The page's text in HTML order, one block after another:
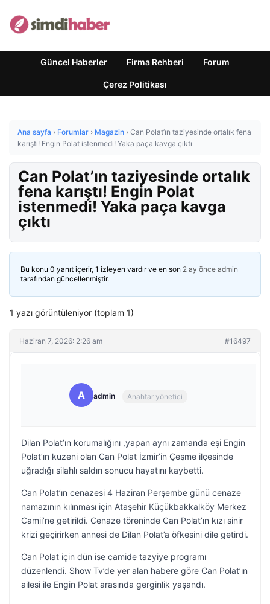
Güncel Haberler Firma Rehberi Forum
Çerez Politikası
Ana sayfa › Forumlar › Magazin › Can Polat’ın taziyesinde ortalık fena
karıştı! Engin Polat istenmedi! Yaka paça kavga çıktı
Can Polat’ın taziyesinde ortalık
fena karıştı! Engin Polat
istenmedi! Yaka paça kavga
çıktı
Bu konu 0 yanıt içerir, 1 izleyen vardır ve en son 2 ay önce admin
tarafından güncellenmiştir.
1 yazı görüntüleniyor (toplam 1)
Haziran 7, 2026: 2:26 am #16497
A admin Anahtar yönetici
Dilan Polat’ın korumalığını ,yapan aynı zamanda eşi Engin
Polat’ın kuzeni olan Can Polat İzmir’in Çeşme ilçesinde
uğradığı silahlı saldırı sonucu hayatını kaybetti.
Can Polat’ın cenazesi 4 Haziran Perşembe günü cenaze
namazının kılınması için Ataşehir Küçükbakkalköy Merkez
Camii’ne getirildi. Cenaze töreninde Can Polat’ın kızı sinir
krizi geçirirken annesi de Dilan Polat’a öfkesini dile getirdi.
Can Polat için dün ise camide tazyiye programı
düzenlendi. Show Tv’de yer alan habere göre Can Polat’ın
ailesi ile Engin Polat arasında gerginlik yaşandı.